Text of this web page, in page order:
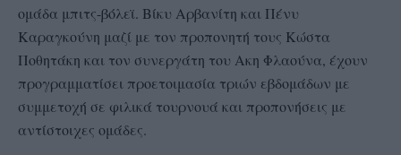
ομάδα μπιτς-βόλεϊ. Βίκυ Αρβανίτη και Πένυ
Καραγκούνη μαζί με τον προπονητή τους Κώστα
Ποθητάκη και τον συνεργάτη του Ακη Φλαούνα, έχουν
προγραμματίσει προετοιμασία τριών εβδομάδων με
συμμετοχή σε φιλικά τουρνουά και προπονήσεις με
αντίστοιχες ομάδες.